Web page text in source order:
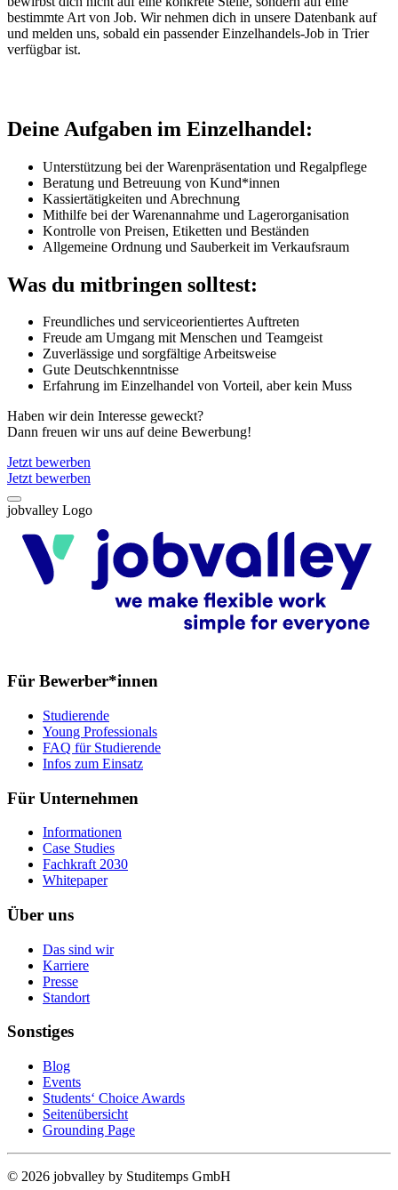
bestimmte Art von Job. Wir nehmen dich in unsere Datenbank auf
und melden uns, sobald ein passender Einzelhandels-Job in Trier
verfügbar ist.
Deine Aufgaben im Einzelhandel:
Unterstützung bei der Warenpräsentation und Regalpflege
Beratung und Betreuung von Kund*innen
Kassiertätigkeiten und Abrechnung
Mithilfe bei der Warenannahme und Lagerorganisation
Kontrolle von Preisen, Etiketten und Beständen
Allgemeine Ordnung und Sauberkeit im Verkaufsraum
Was du mitbringen solltest:
Freundliches und serviceorientiertes Auftreten
Freude am Umgang mit Menschen und Teamgeist
Zuverlässige und sorgfältige Arbeitsweise
Gute Deutschkenntnisse
Erfahrung im Einzelhandel von Vorteil, aber kein Muss
Haben wir dein Interesse geweckt?
Dann freuen wir uns auf deine Bewerbung!
Jetzt bewerben
Jetzt bewerben
jobvalley Logo
Für Bewerber*innen
Studierende
Young Professionals
FAQ für Studierende
Infos zum Einsatz
Für Unternehmen
Informationen
Case Studies
Fachkraft 2030
Whitepaper
Über uns
Das sind wir
Karriere
Presse
Standort
Sonstiges
Blog
Events
Students‘ Choice Awards
Seitenübersicht
Grounding Page
© 2026 jobvalley by Studitemps GmbH